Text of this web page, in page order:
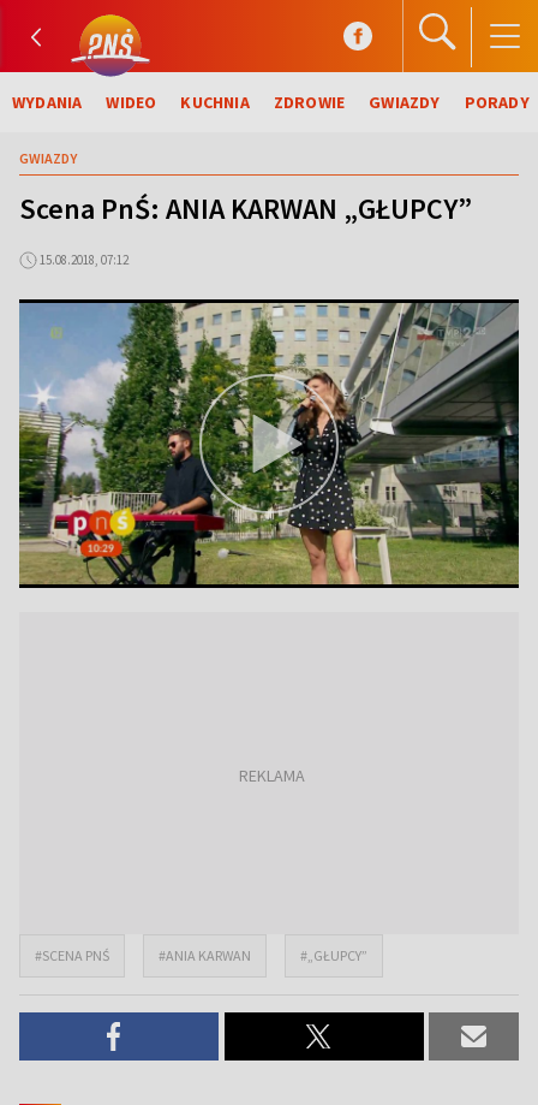
WYDANIA WIDEO KUCHNIA ZDROWIE GWIAZDY PORADY
GWIAZDY
Scena PnŚ: ANIA KARWAN „GŁUPCY”
15.08.2018, 07:12
#SCENA PNŚ #ANIA KARWAN #„GŁUPCY”